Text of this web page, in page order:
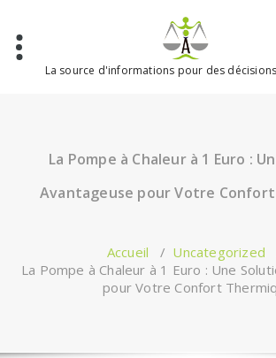
contenu
La source d'informations pour des
La Pompe à Chaleur à 1 Euro :
Avantageuse pour Votre
Accueil / Uncategorized
La Pompe à Chaleur à 1 Euro : Une
pour Votre Confort